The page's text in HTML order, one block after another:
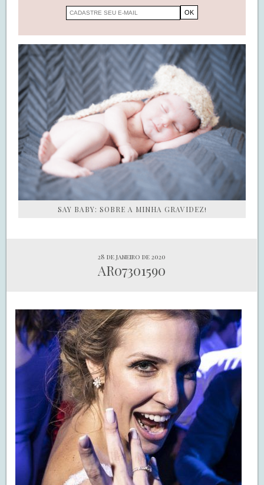
SAY BABY: SOBRE A MINHA GRAVIDEZ!
28 de janeiro de 2020
AR07301590